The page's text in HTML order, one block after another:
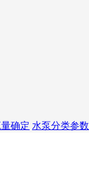
确定 水泵分类参数